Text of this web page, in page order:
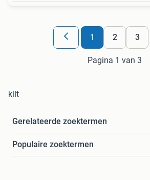
1 2 3
Pagina 1 van 3
kilt
Gerelateerde zoektermen
Populaire zoektermen